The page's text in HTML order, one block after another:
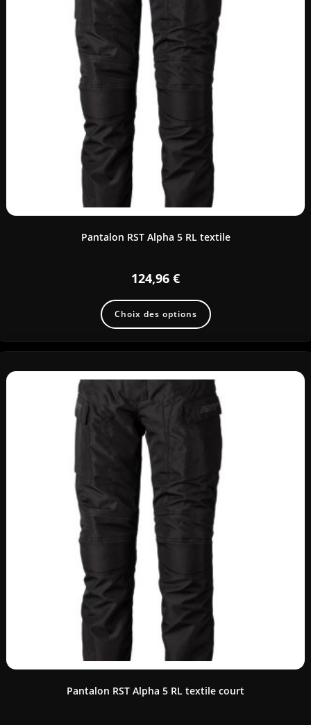
Pantalon RST Alpha 5 RL textile
124,96 €
Choix des options
Pantalon RST Alpha 5 RL textile court